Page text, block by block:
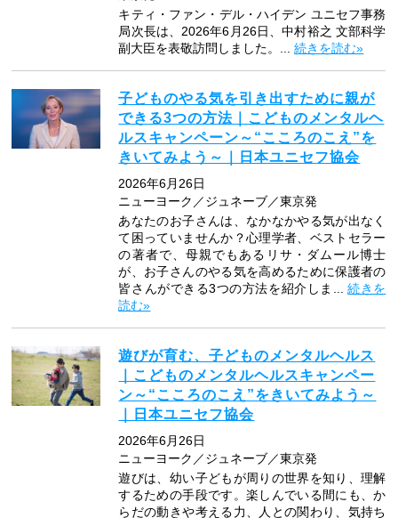
キティ・ファン・デル・ハイデン ユニセフ事務
局次長は、2026年6月26日、中村裕之 文部科学
副大臣を表敬訪問しました。...続きを読む»
子どものやる気を引き出すために親が
できる3つの方法｜こどものメンタルヘ
ルスキャンペーン～“こころのこえ”を
きいてみよう～｜日本ユニセフ協会
2026年6月26日
ニューヨーク／ジュネーブ／東京発
あなたのお子さんは、なかなかやる気が出なく
て困っていませんか？心理学者、ベストセラー
の著者で、母親でもあるリサ・ダムール博士
が、お子さんのやる気を高めるために保護者の
皆さんができる3つの方法を紹介しま...続きを
読む»
遊びが育む、子どものメンタルヘルス
｜こどものメンタルヘルスキャンペー
ン～“こころのこえ”をきいてみよう～
｜日本ユニセフ協会
2026年6月26日
ニューヨーク／ジュネーブ／東京発
遊びは、幼い子どもが周りの世界を知り、理解
するための手段です。楽しんでいる間にも、か
らだの動きや考える力、人との関わり、気持ち